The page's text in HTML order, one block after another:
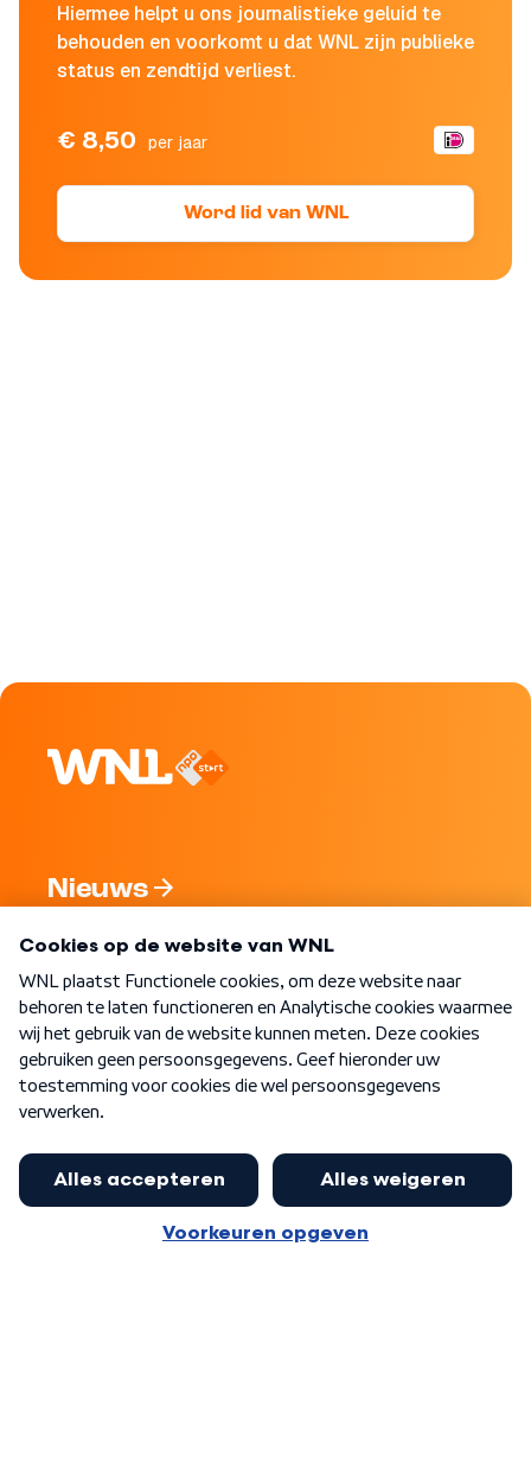
Hiermee helpt u ons journalistieke geluid te
behouden en voorkomt u dat WNL zijn publieke
status en zendtijd verliest.
€ 8,50 per jaar
Word lid van WNL
Nieuws
Nieuwsbrief
Word Lid